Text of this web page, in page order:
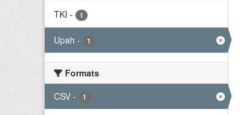
TKI - 1
Upah - 1
Formats
CSV - 1